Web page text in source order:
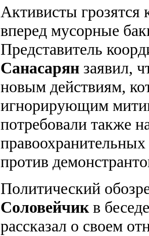
Активисты грозятся
вперед мусорные
Представитель
Санасарян заявил,
новым действиям,
игнорирующим
потребовали также
против
Политический
Соловейчик в
рассказал о своем